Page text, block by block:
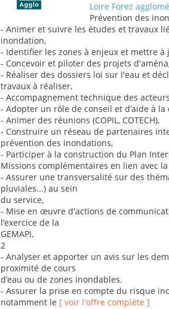
Loire Forez
Prévention des
- Animer et suivre les études et travaux
inondation,
- Identifier les zones à enjeux et mettre
- Concevoir et piloter des projets
- Réaliser des dossiers loi sur l'eau et
travaux à réaliser,
- Accompagnement technique des
- Adopter un rôle de conseil et d’aide à la
- Animer des réunions (COPIL, COTECH),
- Construire un réseau de partenaires
prévention des inondations,
- Participer à la construction du Plan
Missions complémentaires en lien avec
- Assurer une transversalité sur des
pluviales...) au sein
du service,
- Mise en œuvre d'actions de
l’exercice de la
GEMAPI,
2
- Analyser et apporter un avis sur les
proximité de cours
d’eau ou de zones inondables.
- Assurer la prise en compte du risque
notamment le [ voir l'offre complète ]